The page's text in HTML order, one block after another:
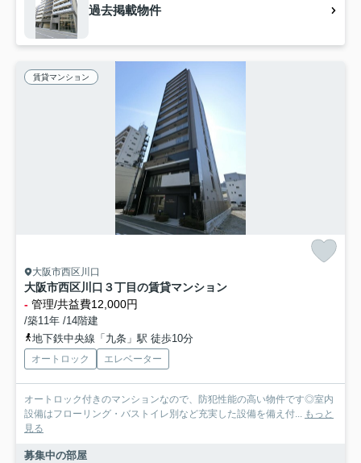
過去掲載物件
賃貸マンション
大阪市西区川口
大阪市西区川口３丁目の賃貸マンション
- 管理/共益費12,000円
/築11年 /14階建
地下鉄中央線「九条」駅 徒歩10分
オートロック エレベーター
オートロック付きのマンションなので、防犯性能の高い物件です◎室内
設備はフローリング・バストイレ別など充実した設備を備え付... もっと
見る
募集中の部屋